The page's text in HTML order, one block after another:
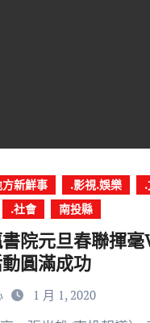
方新鮮事 .影視.娛樂
.社會 南投縣
院元旦春聯揮毫
圓滿成功
1 月 1, 2020